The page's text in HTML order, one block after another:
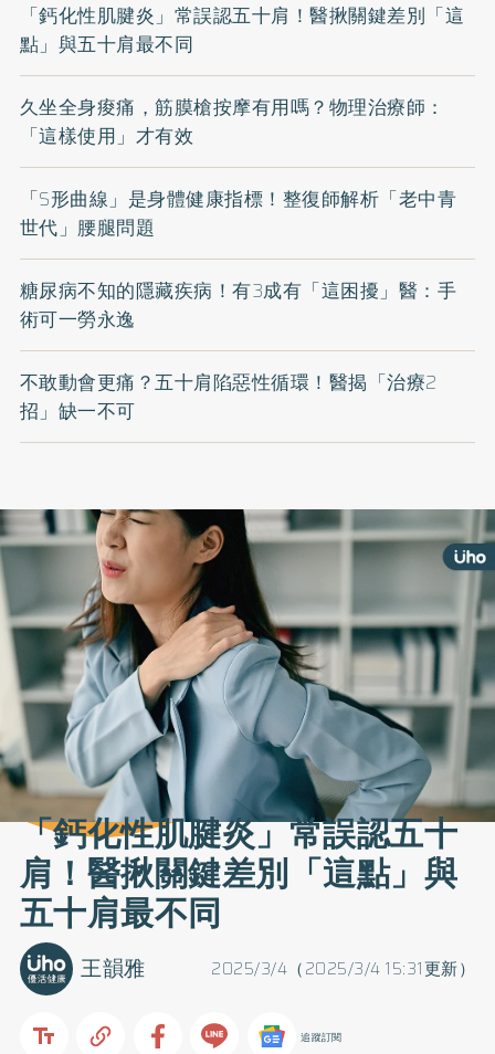
「鈣化性肌腱炎」常誤認五十肩！醫揪關鍵差別「這
點」與五十肩最不同
久坐全身痠痛，筋膜槍按摩有用嗎？物理治療師：
「這樣使用」才有效
「S形曲線」是身體健康指標！整復師解析「老中青
世代」腰腿問題
糖尿病不知的隱藏疾病！有3成有「這困擾」醫：手
術可一勞永逸
不敢動會更痛？五十肩陷惡性循環！醫揭「治療2
招」缺一不可
「鈣化性肌腱炎」常誤認五十
肩！醫揪關鍵差別「這點」與
五十肩最不同
2025/3/4（2025/3/4 15:31更新）
王韻雅
追蹤訂閱